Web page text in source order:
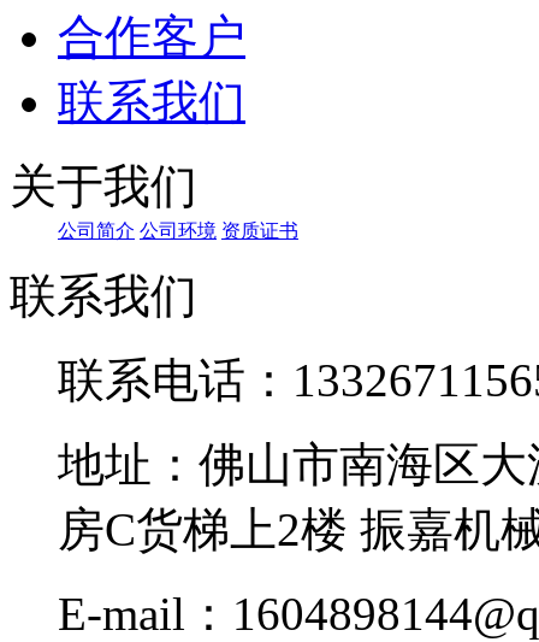
合作客户
联系我们
关于我们
公司简介 公司环境 资质证书
联系我们
联系电话：
地址：佛山市南海区
房C货梯上2楼 振嘉机
E-mail：